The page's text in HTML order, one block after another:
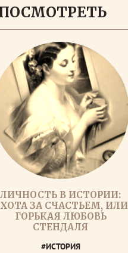
ЛИЧНОСТЬ В ИСТОРИИ:
ЗА СЧАСТЬЕМ, ИЛИ
ГОРЬКАЯ ЛЮБОВЬ
СТЕНДАЛЯ
#ИСТОРИЯ